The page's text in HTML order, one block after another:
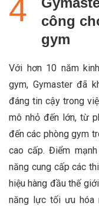
công
gym
Với hơn 10 năm
gym, Gymaster đã
đáng tin cậy trong
mô nhỏ đến lớn, từ
đến các phòng gym
cao cấp. Điểm
năng cung cấp các
hiệu hàng đầu thế
năng lực tối ưu hóa